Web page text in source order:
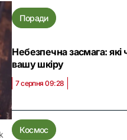
Поради
Небезпечна засмага:
вашу шкіру
7 серпня 09:28
Космос